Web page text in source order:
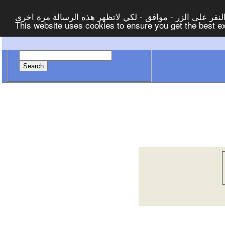
على الزر - موافق - لكي لاتظهر هذه الرسالة مرة اخرى -
This website uses cookies to ensure you get the best
Search